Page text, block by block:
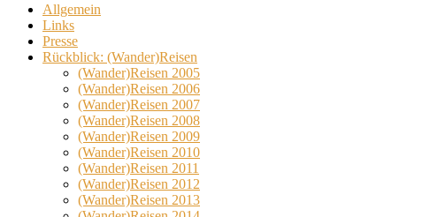
Allgemein
Links
Presse
Rückblick: (Wander)Reisen
(Wander)Reisen 2005
(Wander)Reisen 2006
(Wander)Reisen 2007
(Wander)Reisen 2008
(Wander)Reisen 2009
(Wander)Reisen 2010
(Wander)Reisen 2011
(Wander)Reisen 2012
(Wander)Reisen 2013